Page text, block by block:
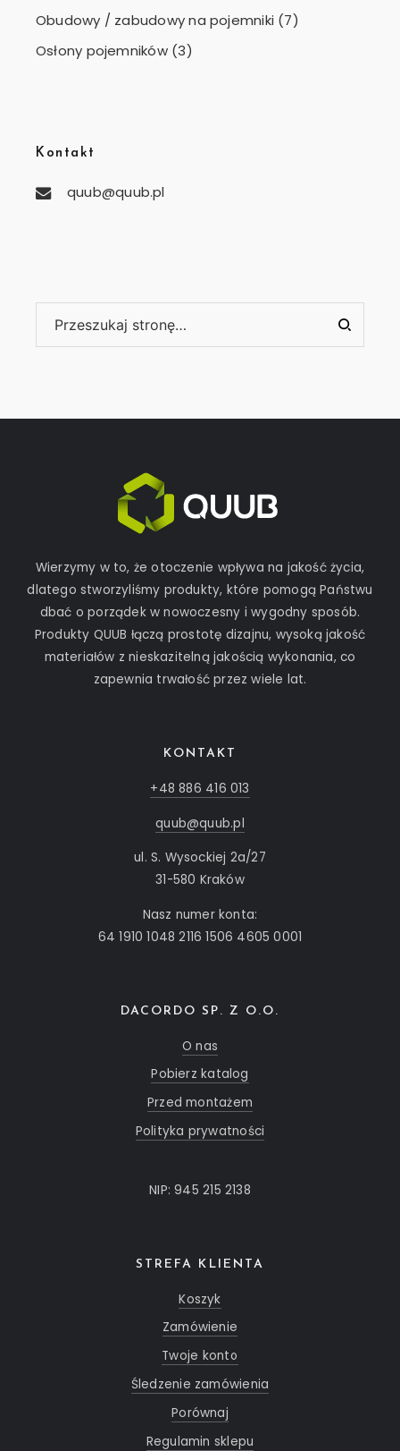
Obudowy / zabudowy na pojemniki (7)
Osłony pojemników (3)
Kontakt
quub@quub.pl
Wierzymy w to, że otoczenie wpływa na jakość życia,
dlatego stworzyliśmy produkty, które pomogą Państwu
dbać o porządek w nowoczesny i wygodny sposób.
Produkty QUUB łączą prostotę dizajnu, wysoką jakość
materiałów z nieskazitelną jakością wykonania, co
zapewnia trwałość przez wiele lat.
KONTAKT
+48 886 416 013
quub@quub.pl
ul. S. Wysockiej 2a/27
31-580 Kraków
Nasz numer konta:
64 1910 1048 2116 1506 4605 0001
DACORDO SP. Z O.O.
O nas
Pobierz katalog
Przed montażem
Polityka prywatności
NIP: 945 215 2138
STREFA KLIENTA
Koszyk
Zamówienie
Twoje konto
Śledzenie zamówienia
Porównaj
Regulamin sklepu